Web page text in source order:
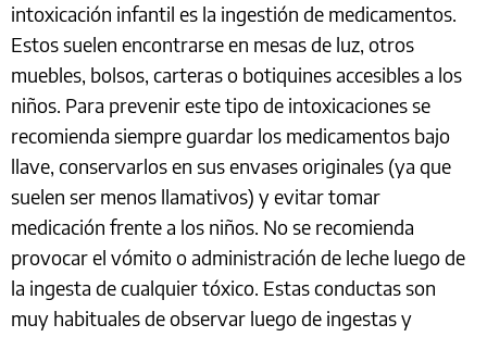
intoxicación infantil es la ingestión de medicamentos.
Estos suelen encontrarse en mesas de luz, otros
muebles, bolsos, carteras o botiquines accesibles a los
niños. Para prevenir este tipo de intoxicaciones se
recomienda siempre guardar los medicamentos bajo
llave, conservarlos en sus envases originales (ya que
suelen ser menos llamativos) y evitar tomar
medicación frente a los niños. No se recomienda
provocar el vómito o administración de leche luego de
la ingesta de cualquier tóxico. Estas conductas son
muy habituales de observar luego de ingestas y